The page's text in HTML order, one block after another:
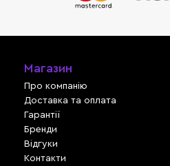
Магазин
Про компанію
Доставка та оплата
Гарантії
Бренди
Відгуки
Контакти